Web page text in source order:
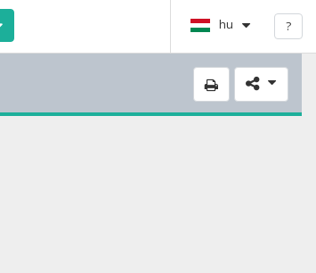
hu ?